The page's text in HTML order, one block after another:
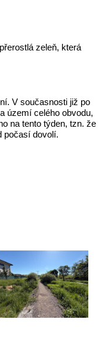
zeleň, která
V současnosti již po
území celého obvodu,
na tento týden, tzn. že
počasí dovolí.